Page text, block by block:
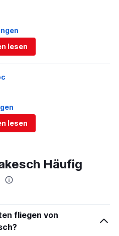
lesen
lesen
Häufig
fliegen von